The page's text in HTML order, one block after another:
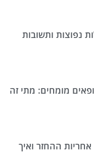
נפוצות ותשובות
מומחים: מתי זה
אחריות ההחזר ואיך